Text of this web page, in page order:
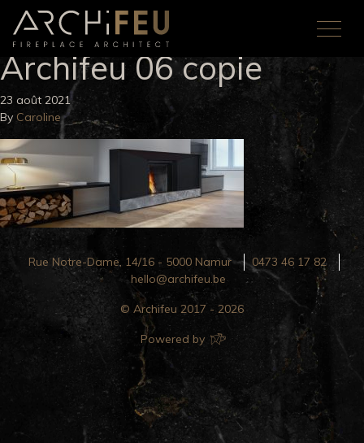
Archifeu 06 copie
23 août 2021
By Caroline
Rue Notre-Dame, 14/16 - 5000 Namur
0473 46 17 82
hello@archifeu.be
© Archifeu 2017 - 2026
Powered by